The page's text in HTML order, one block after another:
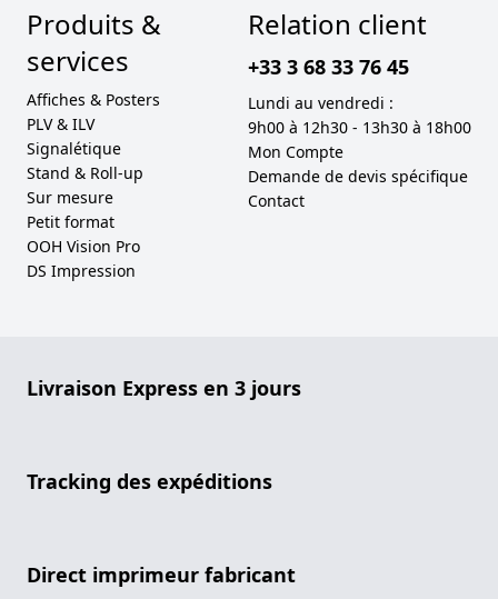
Produits &
services
Affiches & Posters
PLV & ILV
Signalétique
Stand & Roll-up
Sur mesure
Petit format
OOH Vision Pro
DS Impression
Relation client
+33 3 68 33 76 45
Lundi au vendredi :
9h00 à 12h30 - 13h30 à 18h00
Mon Compte
Demande de devis spécifique
Contact
Livraison Express en 3 jours
Tracking des expéditions
Direct imprimeur fabricant